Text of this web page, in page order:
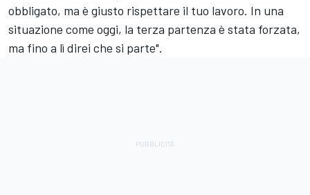
obbligato, ma è giusto rispettare il tuo lavoro. In una
situazione come oggi, la terza partenza è stata forzata,
ma fino a lì direi che si parte".